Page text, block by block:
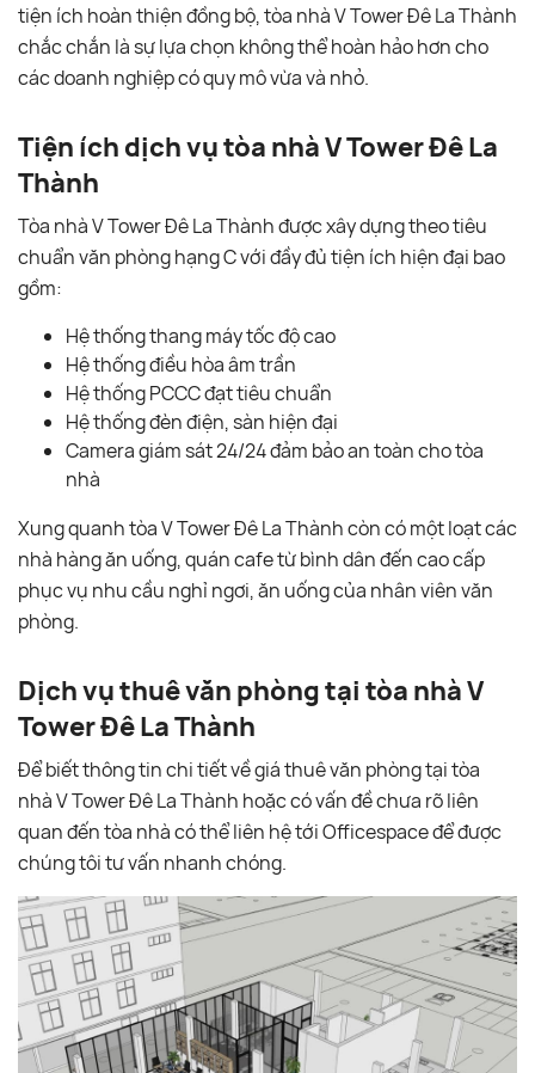
tiện ích hoàn thiện đồng bộ, tòa nhà V Tower Đê La Thành
chắc chắn là sự lựa chọn không thể hoàn hảo hơn cho
các doanh nghiệp có quy mô vừa và nhỏ.
Tiện ích dịch vụ tòa nhà V Tower Đê La
Thành
Tòa nhà V Tower Đê La Thành được xây dựng theo tiêu
chuẩn văn phòng hạng C với đầy đủ tiện ích hiện đại bao
gồm:
Hệ thống thang máy tốc độ cao
Hệ thống điều hòa âm trần
Hệ thống PCCC đạt tiêu chuẩn
Hệ thống đèn điện, sàn hiện đại
Camera giám sát 24/24 đảm bảo an toàn cho tòa
nhà
Xung quanh tòa V Tower Đê La Thành còn có một loạt các
nhà hàng ăn uống, quán cafe từ bình dân đến cao cấp
phục vụ nhu cầu nghỉ ngơi, ăn uống của nhân viên văn
phòng.
Dịch vụ thuê văn phòng tại tòa nhà V
Tower Đê La Thành
Để biết thông tin chi tiết về giá thuê văn phòng tại tòa
nhà V Tower Đê La Thành hoặc có vấn đề chưa rõ liên
quan đến tòa nhà có thể liên hệ tới Officespace để được
chúng tôi tư vấn nhanh chóng.